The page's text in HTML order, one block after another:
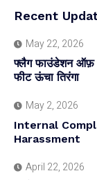
Recent
May 22, 2026
फ्लैग फाउंडेशन ऑफ़
फीट ऊंचा तिरंगा
May 2, 2026
Internal
Harassment
April 22, 2026